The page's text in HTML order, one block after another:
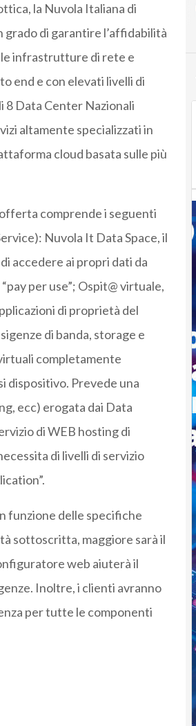
la Nuvola Italiana di
grado di garantire l’affidabilità
infrastrutture di rete e
end e con elevati livelli di
8 Data Center Nazionali
altamente specializzati in
cloud basata sulle più
comprende i seguenti
Nuvola It Data Space, il
accedere ai propri dati da
per use”; Ospit@ virtuale,
di proprietà del
di banda, storage e
completamente
dispositivo. Prevede una
ecc) erogata dai Data
di WEB hosting di
di livelli di servizio
funzione delle specifiche
sottoscritta, maggiore sarà il
web aiuterà il
Inoltre, i clienti avranno
per tutte le componenti